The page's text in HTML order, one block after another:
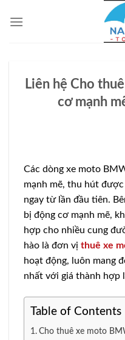
qua
Liên hệ Cho
cơ mạnh
Các dòng xe moto
mạnh mẽ, thu hút
ngay từ lần đầu tiên.
bị động cơ mạnh mẽ,
hợp cho nhiều cung
hào là đơn vị thuê xe
hoạt động, luôn mang
nhất với giá thành hợp
Table of Contents
Cho thuê xe moto